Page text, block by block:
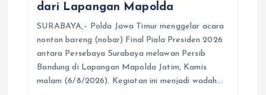
dari Lapangan Mapolda
SURABAYA,– Polda Jawa Timur menggelar acara
nonton bareng (nobar) Final Piala Presiden 2026
antara Persebaya Surabaya melawan Persib
Bandung di Lapangan Mapolda Jatim, Kamis
malam (6/8/2026). Kegiatan ini menjadi wadah…